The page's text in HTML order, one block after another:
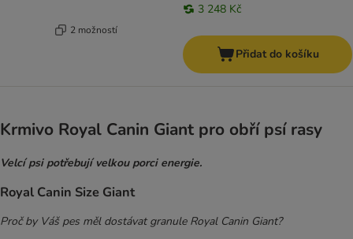
2 možností
3 248 Kč
Přidat do košíku
Krmivo Royal Canin Giant pro obří psí rasy
Velcí psi potřebují velkou porci energie.
Royal Canin Size Giant
Proč by Váš pes měl dostávat granule Royal Canin Giant?